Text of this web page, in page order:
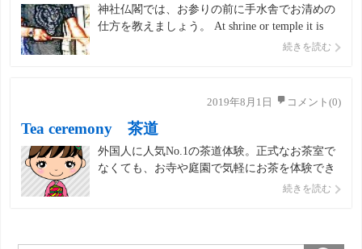
神社仏閣では、お参りの前に手水舎でお清めの
仕方を教えましょう。 At shrine or temple it is
necessary to purify yourself at purification fountain
続きを読む
2019年8月1日 コメント(0)
Tea ceremony 茶道
外国人に人気No.1の茶道体験。正式なお茶室で
なくても、お寺や庭園で気軽にお茶を体験でき
るところが増えてきました。簡単なお作法を英
続きを読む